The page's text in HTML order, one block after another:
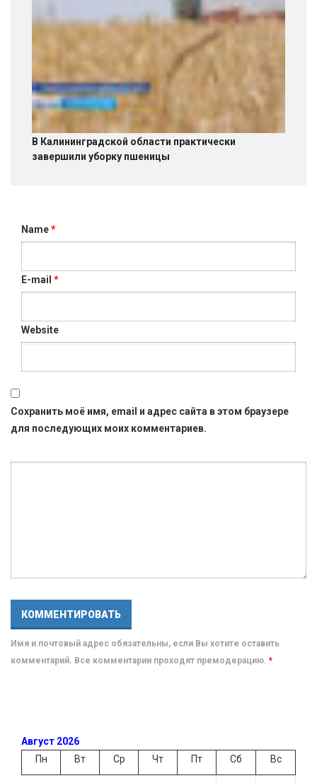
В Калининградской области практически
завершили уборку пшеницы
Name*
E-mail *
Website
Сохранить моё имя, email и адрес сайта в этом браузере
для последующих моих комментариев.
Имя и почтовый адрес обязательны, если Вы хотите оставить
комментарий. Все комментарии проходят премодерацию. *
Август 2026
Пн
Вт Ср Чт Пт Сб Вс